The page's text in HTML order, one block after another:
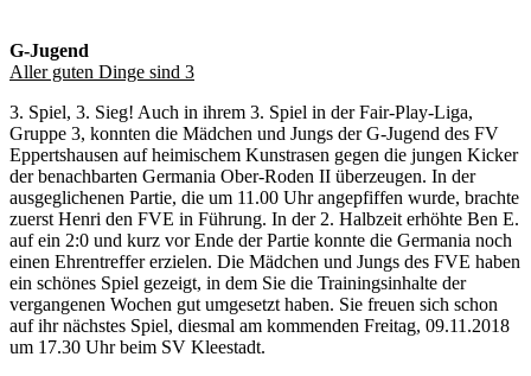
G-Jugend
Aller guten Dinge sind 3
3. Spiel, 3. Sieg! Auch in ihrem 3. Spiel in der Fair-Play-Liga,
Gruppe 3, konnten die Mädchen und Jungs der G-Jugend des FV
Eppertshausen auf heimischem Kunstrasen gegen die jungen Kicker
der benachbarten Germania Ober-Roden II überzeugen. In der
ausgeglichenen Partie, die um 11.00 Uhr angepfiffen wurde, brachte
zuerst Henri den FVE in Führung. In der 2. Halbzeit erhöhte Ben E.
auf ein 2:0 und kurz vor Ende der Partie konnte die Germania noch
einen Ehrentreffer erzielen. Die Mädchen und Jungs des FVE haben
ein schönes Spiel gezeigt, in dem Sie die Trainingsinhalte der
vergangenen Wochen gut umgesetzt haben. Sie freuen sich schon
auf ihr nächstes Spiel, diesmal am kommenden Freitag, 09.11.2018
um 17.30 Uhr beim SV Kleestadt.